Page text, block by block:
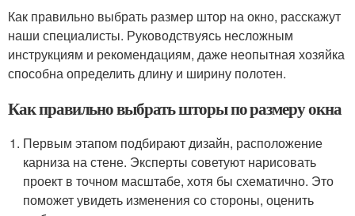
Как правильно выбрать размер штор на окно, расскажут
наши специалисты. Руководствуясь несложным
инструкциям и рекомендациям, даже неопытная хозяйка
способна определить длину и ширину полотен.
Как правильно выбрать шторы по размеру окна
Первым этапом подбирают дизайн, расположение
карниза на стене. Эксперты советуют нарисовать
проект в точном масштабе, хотя бы схематично. Это
поможет увидеть изменения со стороны, оценить